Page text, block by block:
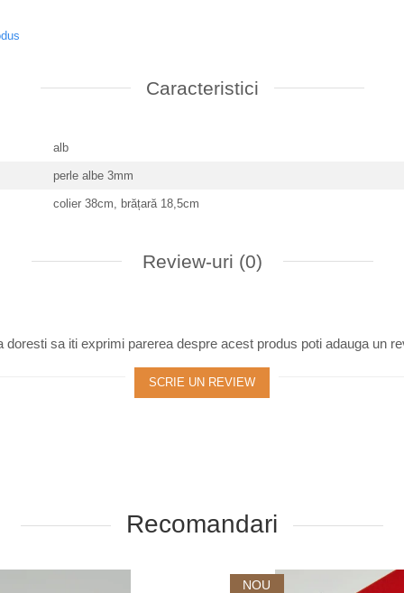
Caracteristici
alb
perle albe 3mm
colier 38cm, brățară 18,5cm
Review-uri (0)
doresti sa iti exprimi parerea despre acest produs poti adauga un
SCRIE UN REVIEW
Recomandari
NOU